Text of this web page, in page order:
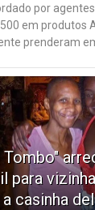
por
em produtos
prenderam em
Tombo"
para
casinha